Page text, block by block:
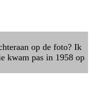
op de foto? Ik
kwam pas in 1958 op